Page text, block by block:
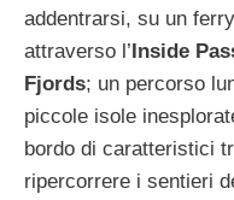
addentrarsi, su un ferry
attraverso l’ Inside
Fjords; un percorso
piccole isole
bordo di caratteristici
ripercorrere i sentieri